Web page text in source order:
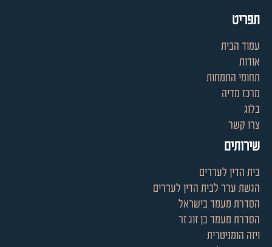
תפריט
עמוד הבית
אודות
תחומי התמחות
מרכז מדיה
בלוג
צרו קשר
שירותים
בית הדין לעררים
הגשת ערר לבית הדין לעררים
הסדרת מעמד בישראל
הסדרת מעמד בן זוג זר
ויזה הומניטרית